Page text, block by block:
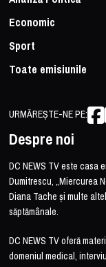
Economic
Sport
Toate emisiunile
URMĂREȘTE-NE PE:
Despre noi
DC NEWS TV este casa
Dumitrescu, „Miercurea
Diana Tache și multe
săptămânale.
DC NEWS TV oferă
domeniul medical,